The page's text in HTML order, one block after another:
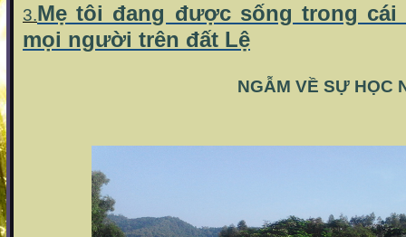
3.Mẹ tôi đang được sống trong cái
mọi người trên đất Lệ
NGẪM VỀ SỰ HỌC